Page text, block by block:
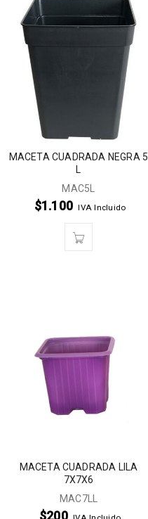
MACETA CUADRADA NEGRA 5
L
MAC5L
$1.100 IVA Incluido
MACETA CUADRADA LILA
7X7X6
MAC7LL
$200